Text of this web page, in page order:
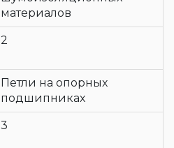
материалов
2
Петли на опорных
подшипниках
3